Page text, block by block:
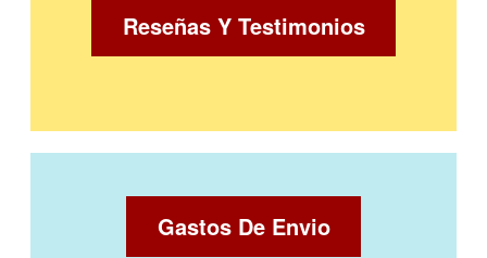
Reseñas Y Testimonios
Gastos De Envio